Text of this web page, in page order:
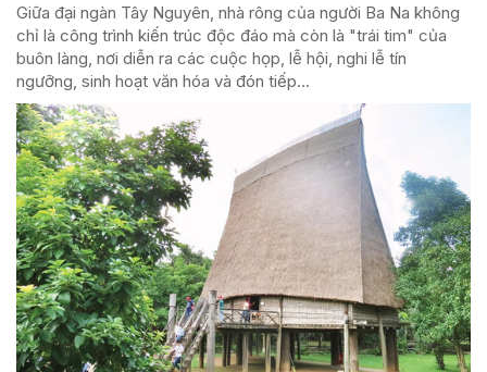
Giữa đại ngàn Tây Nguyên, nhà rông của người Ba Na không
chỉ là công trình kiến trúc độc đáo mà còn là "trái tim" của
buôn làng, nơi diễn ra các cuộc họp, lễ hội, nghi lễ tín
ngưỡng, sinh hoạt văn hóa và đón tiếp...